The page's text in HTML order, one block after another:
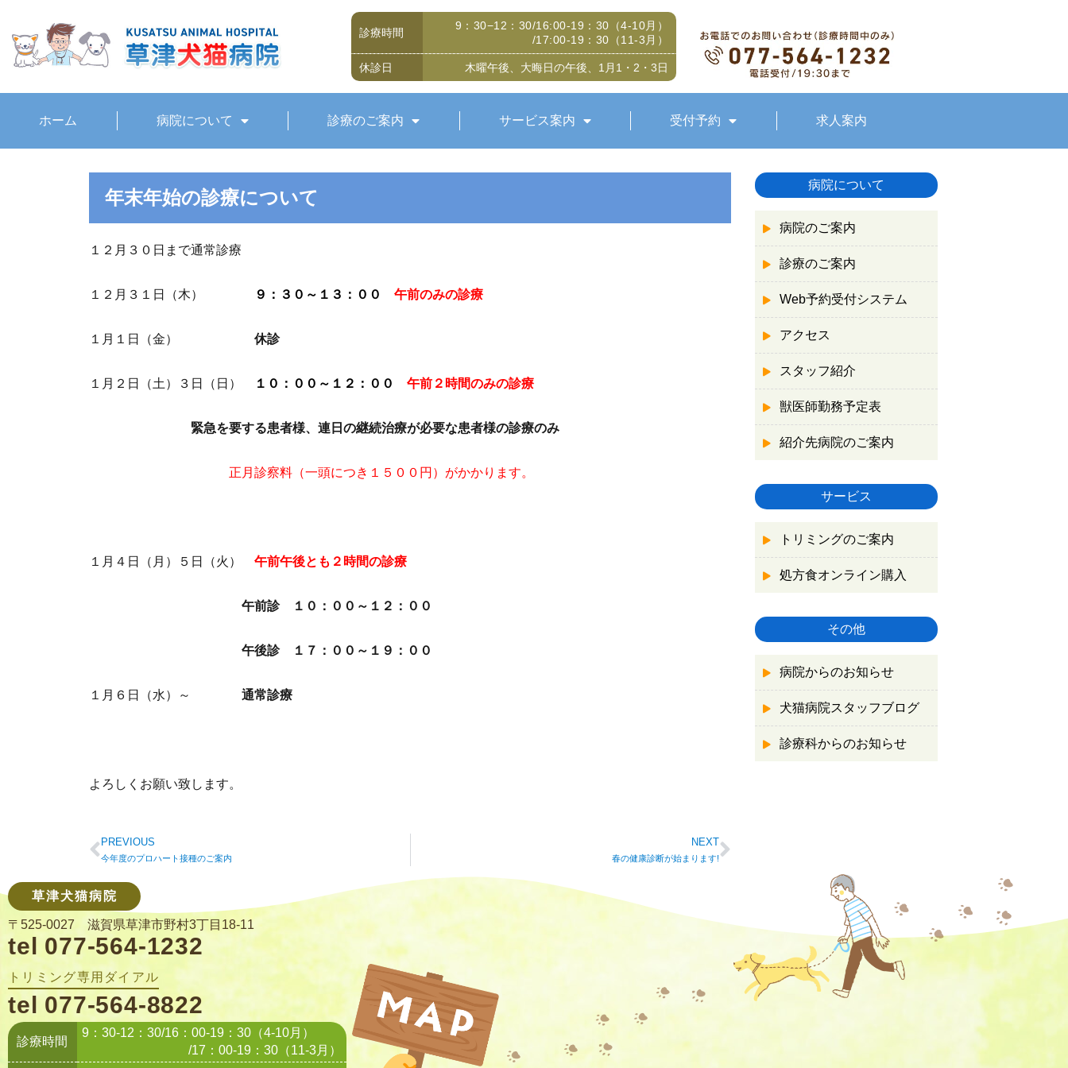
診療時間
9：30−12：30/16:00-19：30（4-10月）
/17:00-19：30（11-3月）
休診日 木曜午後、大晦日の午後、1月1・2・3日
ホーム 病院について 診療のご案内 サービス案内 受付予約 求人案内
年末年始の診療について
１２月３０日まで通常診療
１２月３１日（木） ９：３０～１３：００ 午前のみの診療
１月１日（金） 休診
１月２日（土）３日（日） １０：００～１２：００ 午前２時間のみの診療
緊急を要する患者様、連日の継続治療が必要な患者様の診療のみ
正月診察料（一頭につき１５００円）がかかります。
１月４日（月）５日（火） 午前午後とも２時間の診療
午前診 １０：００～１２：００
午後診 １７：００～１９：００
１月６日（水）～ 通常診療
よろしくお願い致します。
PREVIOUS
今年度のプロハート接種のご案内
NEXT
春の健康診断が始まります!
病院について
病院のご案内
診療のご案内
Web予約受付システム
アクセス
スタッフ紹介
獣医師勤務予定表
紹介先病院のご案内
サービス
トリミングのご案内
処方食オンライン購入
その他
病院からのお知らせ
犬猫病院スタッフブログ
診療科からのお知らせ
草津犬猫病院
〒525-0027 滋賀県草津市野村3丁目18-11
tel 077-564-1232
トリミング専用ダイアル
tel 077-564-8822
診療時間
9：30-12：30/16：00-19：30（4-10月）
/17：00-19：30（11-3月）